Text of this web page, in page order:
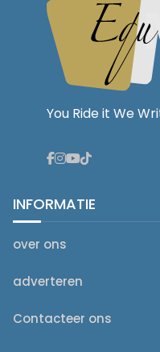
You Ride it We
INFORMATIE
over ons
adverteren
Contacteer ons